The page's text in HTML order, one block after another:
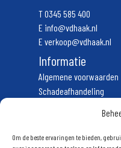
Om de beste ervaringen te bieden,
T0345 585 400
E info@vdhaak.nl
E verkoop@vdhaak.nl
Informatie
Algemene voorwaarden
Schadeafhandeling
Volg ons